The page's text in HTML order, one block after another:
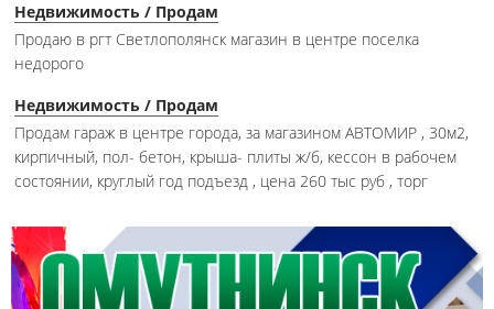
Недвижимость / Продам
Продаю в ргт Светлополянск магазин в центре поселка
недорого
Недвижимость / Продам
Продам гараж в центре города, за магазином АВТОМИР , 30м2,
кирпичный, пол- бетон, крыша- плиты ж/б, кессон в рабочем
состоянии, круглый год подъезд , цена 260 тыс руб , торг